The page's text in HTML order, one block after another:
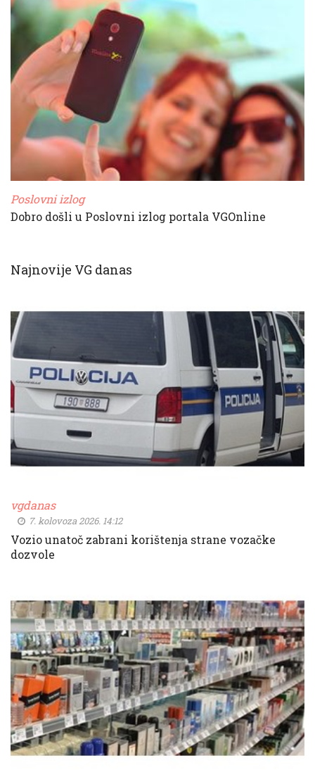
Poslovni izlog
Dobro došli u Poslovni izlog portala VGOnline
Najnovije VG danas
vgdanas
7. kolovoza 2026. 14:12
Vozio unatoč zabrani korištenja strane vozačke
dozvole